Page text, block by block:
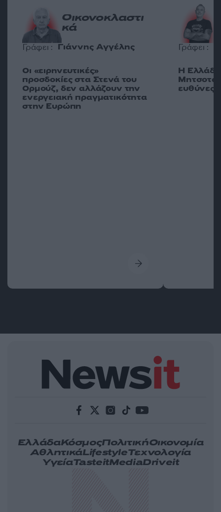
Οικονοκλαστι
κά
Γράφει : Γιάννης Αγγέλης
Οι «ειρηνευτικές»
προσδοκίες στα Στενά του
Ορμούζ, δεν αλλάζουν την
ενεργειακή πραγματικότητα
στην Ευρώπη
Γράφει :
Η Ελλάδα
ευθύνες
ΕλλάδαΚόσμοςΠολιτικήΟικονομία
ΑθλητικάLifestyleΤεχνολογία
ΥγείαTasteitMediaDriveit